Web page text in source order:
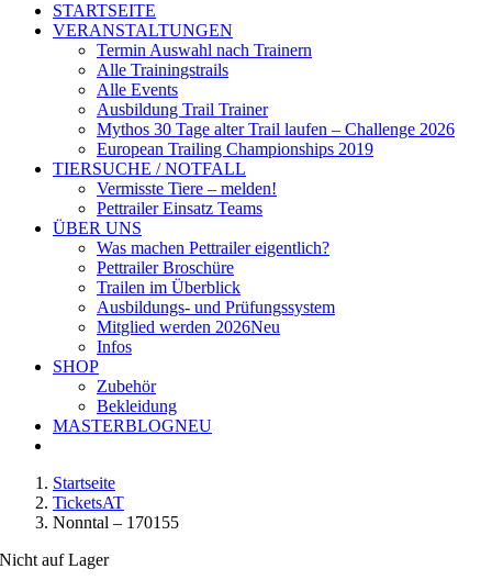
STARTSEITE
VERANSTALTUNGEN
Termin Auswahl nach Trainern
Alle Trainingstrails
Alle Events
Ausbildung Trail Trainer
Mythos 30 Tage alter Trail laufen – Challenge 2026
European Trailing Championships 2019
TIERSUCHE / NOTFALL
Vermisste Tiere – melden!
Pettrailer Einsatz Teams
ÜBER UNS
Was machen Pettrailer eigentlich?
Pettrailer Broschüre
Trailen im Überblick
Ausbildungs- und Prüfungssystem
Mitglied werden 2026Neu
Infos
SHOP
Zubehör
Bekleidung
MASTERBLOGNEU
Startseite
TicketsAT
Nonntal – 170155
Nicht auf Lager